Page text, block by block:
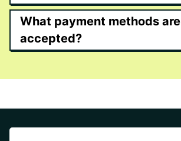
What payment methods are
accepted?